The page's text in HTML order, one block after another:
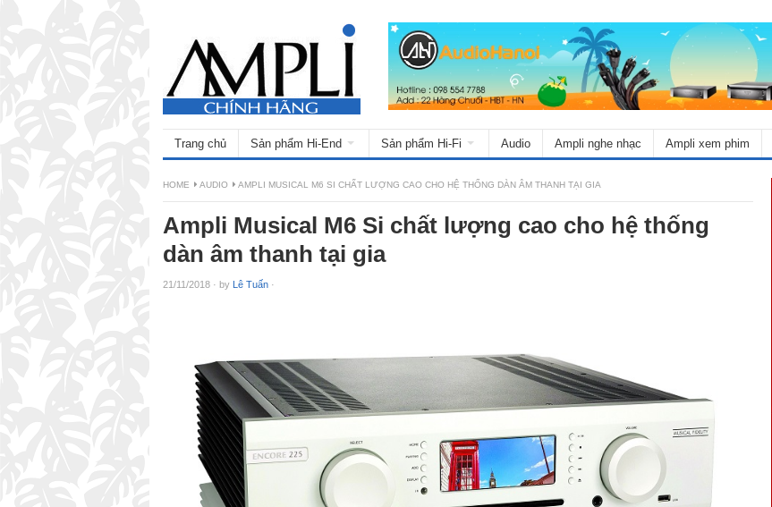
Trang chủ Sản phẩm Hi-End Sản phẩm Hi-Fi Audio Ampli nghe nhạc Ampli xem phim
HOME AUDIO AMPLI MUSICAL M6 SI CHẤT LƯỢNG CAO CHO HỆ THỐNG DÀN ÂM THANH TẠI GIA
Ampli Musical M6 Si chất lượng cao cho hệ thống
dàn âm thanh tại gia
21/11/2018 · by Lê Tuấn ·